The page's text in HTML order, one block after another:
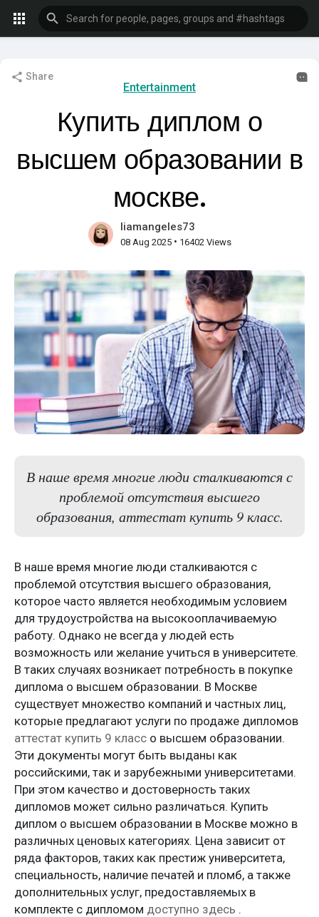
Share
Entertainment
Купить диплом о
высшем образовании в
москве.
liamangeles73
08 Aug 2025• 16402 Views
В наше время многие люди сталкиваются с
проблемой отсутствия высшего
образования, аттестат купить 9 класс.
В наше время многие люди сталкиваются с
проблемой отсутствия высшего образования,
которое часто является необходимым условием
для трудоустройства на высокооплачиваемую
работу. Однако не всегда у людей есть
возможность или желание учиться в университете.
В таких случаях возникает потребность в покупке
диплома о высшем образовании. В Москве
существует множество компаний и частных лиц,
которые предлагают услуги по продаже дипломов
аттестат купить 9 класс о высшем образовании.
Эти документы могут быть выданы как
российскими, так и зарубежными университетами.
При этом качество и достоверность таких
дипломов может сильно различаться. Купить
диплом о высшем образовании в Москве можно в
различных ценовых категориях. Цена зависит от
ряда факторов, таких как престиж университета,
специальность, наличие печатей и пломб, а также
дополнительных услуг, предоставляемых в
комплекте с дипломом доступно здесь .